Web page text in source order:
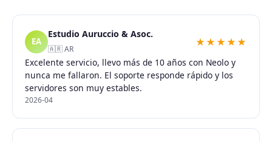
EA
Estudio Auruccio & Asoc.
🇦🇷 AR
★★★★★
Excelente servicio, llevo más de 10 años con Neolo y
nunca me fallaron. El soporte responde rápido y los
servidores son muy estables.
2026-04